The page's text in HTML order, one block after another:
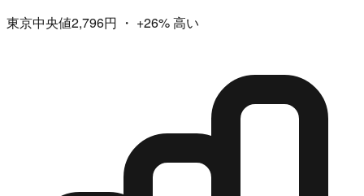
東京中央値2,796円 ・ +26%高い